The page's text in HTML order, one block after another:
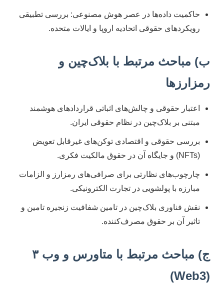
حاکمیت داده‌ها در عصر هوش مصنوعی: بررسی تطبیقی
رویکردهای حقوقی اتحادیه اروپا و ایالات متحده.
ب) مباحث مرتبط با بلاک‌چین و
رمزارزها
اعتبار حقوقی و چالش‌های اثباتی قراردادهای هوشمند
مبتنی بر بلاک‌چین در نظام حقوقی ایران.
بررسی حقوقی و اقتصادی توکن‌های غیرقابل تعویض
(NFTs) و جایگاه آن در حقوق مالکیت فکری.
چارچوب‌های نظارتی برای صرافی‌های رمزارز و الزامات
مبارزه با پولشویی در تجارت الکترونیکی.
نقش فناوری بلاک‌چین در تامین شفافیت زنجیره تامین و
تاثیر آن بر حقوق مصرف‌کننده.
ج) مباحث مرتبط با متاورس و وب ۳
(Web3)